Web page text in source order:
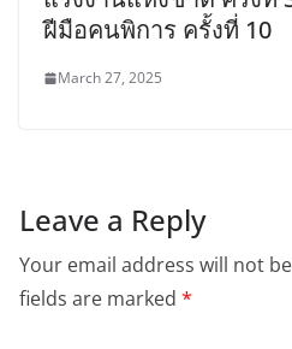
ฝีมือคนพิการ ครั้งที่ 10
March 27, 2025
Leave a Reply
Your email address will not
fields are marked *